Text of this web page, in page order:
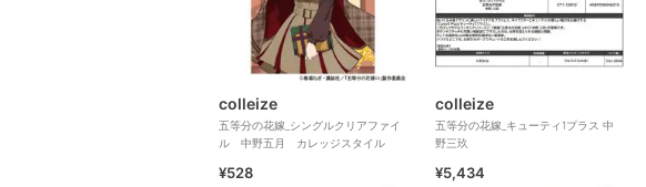
colleize
五等分の花嫁_シングルクリアファイ
ル 中野五月 カレッジスタイル
¥528
colleize
五等分の花嫁_キューティ1プラス 中
野三玖
¥5,434